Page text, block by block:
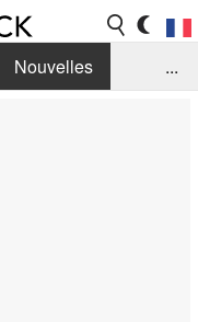
Nouvelles
...